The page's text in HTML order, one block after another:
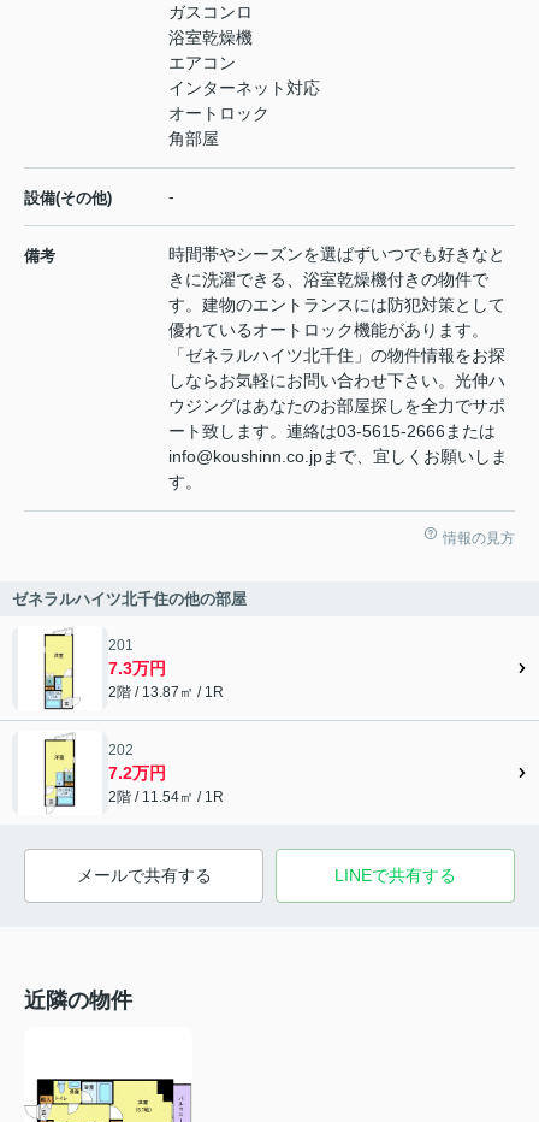
ガスコンロ
浴室乾燥機
エアコン
インターネット対応
オートロック
角部屋
設備(その他) -
備考
時間帯やシーズンを選ばずいつでも好きなと
きに洗濯できる、浴室乾燥機付きの物件で
す。建物のエントランスには防犯対策として
優れているオートロック機能があります。
「ゼネラルハイツ北千住」の物件情報をお探
しならお気軽にお問い合わせ下さい。光伸ハ
ウジングはあなたのお部屋探しを全力でサポ
ート致します。連絡は03-5615-2666または
info@koushinn.co.jpまで、宜しくお願いしま
す。
情報の見方
ゼネラルハイツ北千住の他の部屋
201
7.3万円
2階 / 13.87㎡ / 1R
202
7.2万円
2階 / 11.54㎡ / 1R
メールで共有する LINEで共有する
近隣の物件